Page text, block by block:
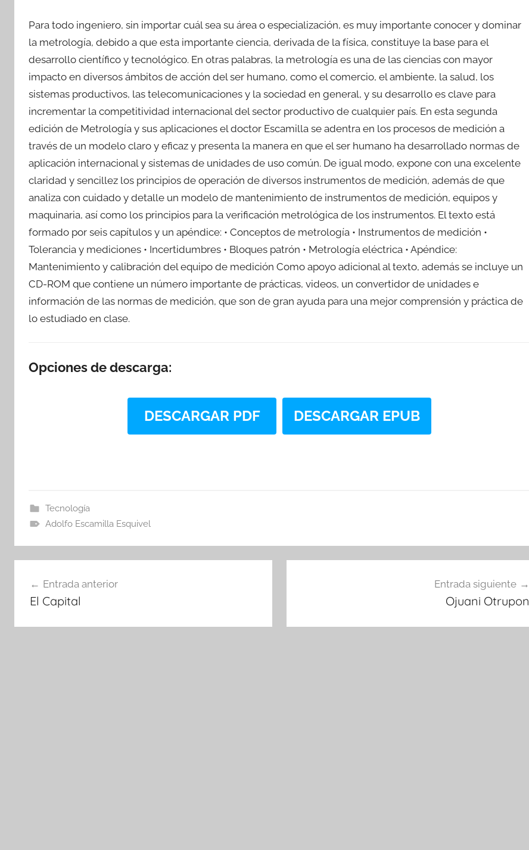
Para todo ingeniero, sin importar cuál sea su área o especialización, es muy importante conocer y dominar
la metrología, debido a que esta importante ciencia, derivada de la física, constituye la base para el
desarrollo científico y tecnológico. En otras palabras, la metrología es una de las ciencias con mayor
impacto en diversos ámbitos de acción del ser humano, como el comercio, el ambiente, la salud, los
sistemas productivos, las telecomunicaciones y la sociedad en general, y su desarrollo es clave para
incrementar la competitividad internacional del sector productivo de cualquier país. En esta segunda
edición de Metrología y sus aplicaciones el doctor Escamilla se adentra en los procesos de medición a
través de un modelo claro y eficaz y presenta la manera en que el ser humano ha desarrollado normas de
aplicación internacional y sistemas de unidades de uso común. De igual modo, expone con una excelente
claridad y sencillez los principios de operación de diversos instrumentos de medición, además de que
analiza con cuidado y detalle un modelo de mantenimiento de instrumentos de medición, equipos y
maquinaria, así como los principios para la verificación metrológica de los instrumentos. El texto está
formado por seis capítulos y un apéndice: • Conceptos de metrología • Instrumentos de medición •
Tolerancia y mediciones • Incertidumbres • Bloques patrón • Metrología eléctrica • Apéndice:
Mantenimiento y calibración del equipo de medición Como apoyo adicional al texto, además se incluye un
CD-ROM que contiene un número importante de prácticas, videos, un convertidor de unidades e
información de las normas de medición, que son de gran ayuda para una mejor comprensión y práctica de
lo estudiado en clase.
Opciones de descarga:
DESCARGAR PDF DESCARGAR EPUB
Tecnología
Adolfo Escamilla Esquivel
de
entradas
Entrada anterior
El Capital
Entrada siguiente
Ojuani Otrupon